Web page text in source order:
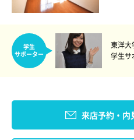
学生
サポーター
東洋大
学生
来店予約・内